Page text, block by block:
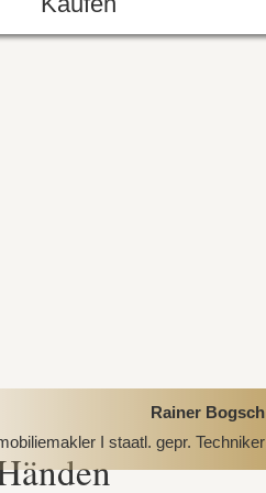
Rainer Bogsch
I staatl. gepr. Techniker